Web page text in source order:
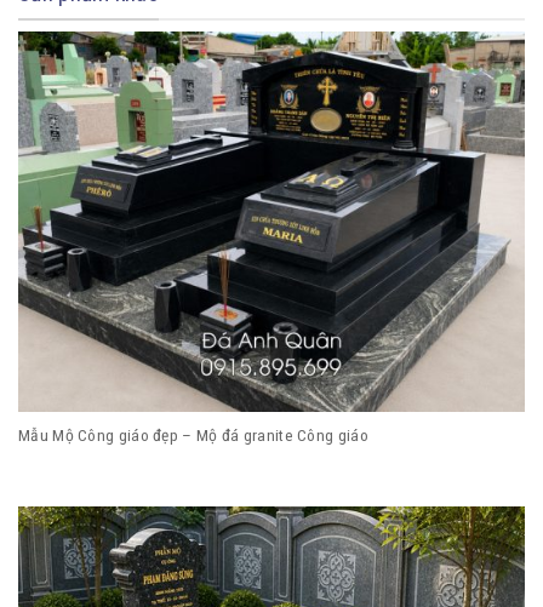
Mẫu Mộ Công giáo đẹp – Mộ đá granite Công giáo